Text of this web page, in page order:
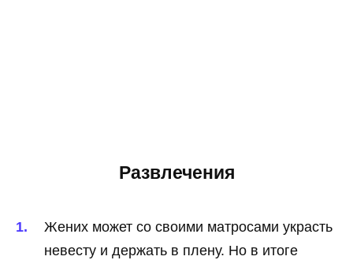
Развлечения
Жених может со своими матросами украсть
невесту и держать в плену. Но в итоге